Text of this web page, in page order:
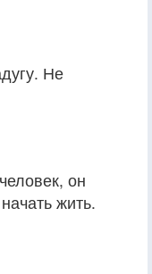
Не
он
жить.